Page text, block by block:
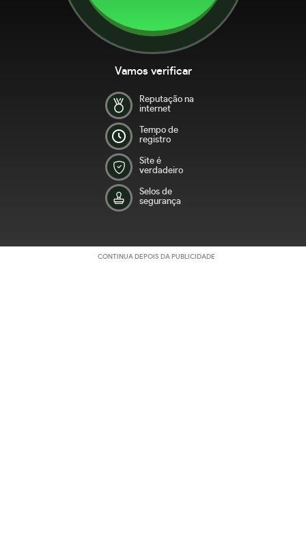
Vamos verificar
Reputação na
internet
Tempo de
registro
Site é
verdadeiro
Selos de
segurança
CONTINUA DEPOIS DA PUBLICIDADE